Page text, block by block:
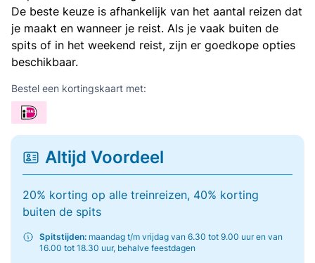
De beste keuze is afhankelijk van het aantal reizen dat
je maakt en wanneer je reist. Als je vaak buiten de
spits of in het weekend reist, zijn er goedkope opties
beschikbaar.
Bestel een kortingskaart met:
Altijd Voordeel
20% korting op alle treinreizen, 40% korting
buiten de spits
Spitstijden: maandag t/m vrijdag van 6.30 tot 9.00 uur en van
16.00 tot 18.30 uur, behalve feestdagen